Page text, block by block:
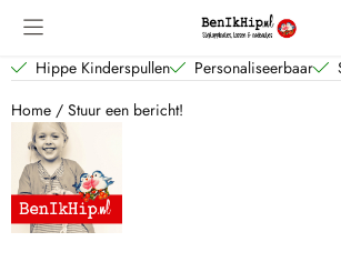
Cookievoorkeuren zijn beschikbaar. Kies
Hippe Kinderspullen Personaliseerbaar
Home / Stuur een bericht!